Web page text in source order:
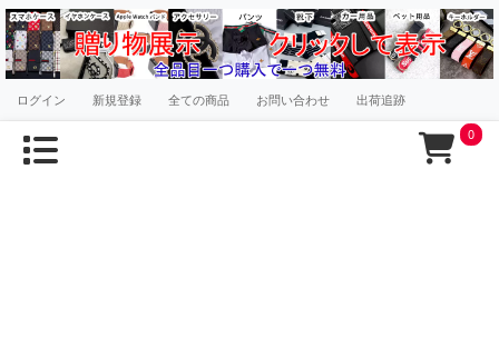
ログイン 新規登録 全ての商品 お問い合わせ 出荷追跡
0